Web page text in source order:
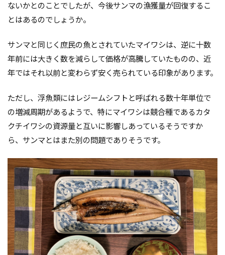
ないかとのことでしたが、今後サンマの漁獲量が回復するこ
とはあるのでしょうか。
サンマと同じく庶民の魚とされていたマイワシは、逆に十数
年前には大きく数を減らして価格が高騰していたものの、近
年ではそれ以前と変わらず安く売られている印象があります。
ただし、 浮魚類にはレジームシフトと呼ばれる数十年単位で
の増減周期があるようで、特にマイワシは競合種であるカタ
クチイワシの資源量と互いに影響しあっているそうですか
ら、サンマとはまた別の問題でありそうです。